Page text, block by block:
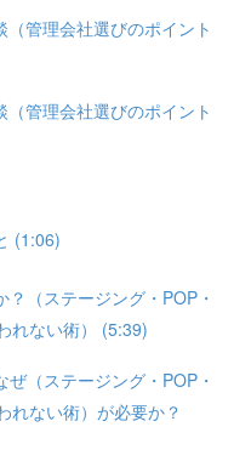
管理会社選びのポイント
管理会社選びのポイント
(1:06)
（ステージング・POP・
れない術） (5:39)
（ステージング・POP・
れない術）が必要か？